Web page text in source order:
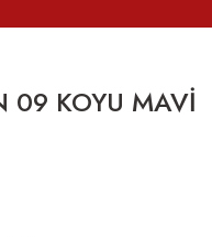
09 KOYU MAVİ